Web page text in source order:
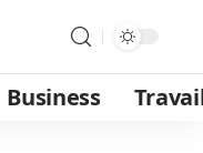
Business